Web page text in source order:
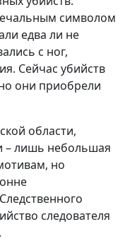
символом
едва ли не
с ног,
Сейчас убийств
они приобрели
области,
– лишь небольшая
но
следователя